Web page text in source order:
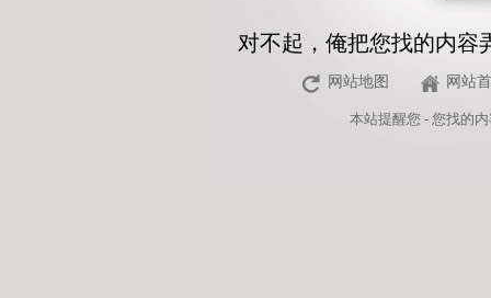
对不起，俺把您找的内容
网站地图 网站
本站提醒您 - 您找的